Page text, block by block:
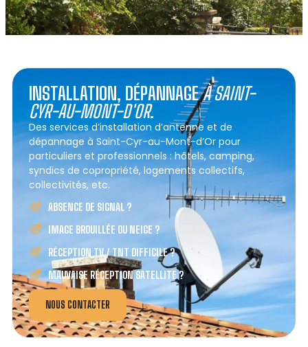
INSTALLATION, DÉPANNAGEÀ SAINT-
CYR-AU-MONT-D'OR.
Des services d’installation d’antenne et de
dépannage à Saint-Cyr-au-Mont-d’Or pour
particuliers et professionnels : hôtels, camping,
syndics de copropriété, logements collectifs,
collectivités, etc.
ABSENCE DE SIGNAL ?
IMAGE BROUILLÉE OU NEIGE ?
RÉCEPTION TV / TNT DIFFICILE ?
MAUVAISE RÉCEPTION SATELLITE ?
NOUS CONTACTER